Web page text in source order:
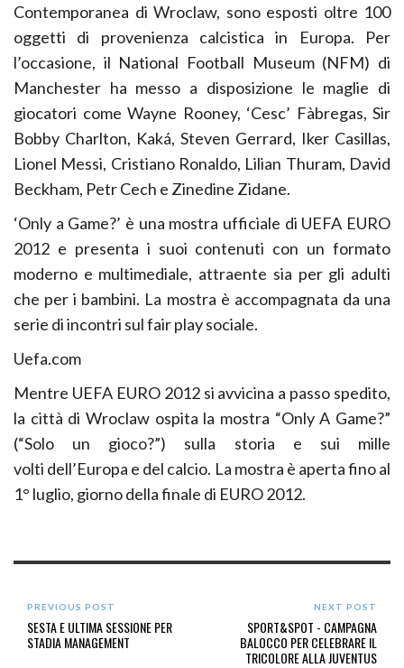
Contemporanea di Wroclaw, sono esposti oltre 100
oggetti di provenienza calcistica in Europa. Per
l’occasione, il National Football Museum (NFM) di
Manchester ha messo a disposizione le maglie di
giocatori come Wayne Rooney, ‘Cesc’ Fàbregas, Sir
Bobby Charlton, Kaká, Steven Gerrard, Iker Casillas,
Lionel Messi, Cristiano Ronaldo, Lilian Thuram, David
Beckham, Petr Cech e Zinedine Zidane.
‘Only a Game?’ è una mostra ufficiale di UEFA EURO
2012 e presenta i suoi contenuti con un formato
moderno e multimediale, attraente sia per gli adulti
che per i bambini. La mostra è accompagnata da una
serie di incontri sul fair play sociale.
Uefa.com
Mentre UEFA EURO 2012 si avvicina a passo spedito,
la città di Wroclaw ospita la mostra “Only A Game?”
(“Solo un gioco?”) sulla storia e sui mille
volti dell’Europa e del calcio. La mostra è aperta fino al
1° luglio, giorno della finale di EURO 2012.
PREVIOUS POST
SESTA E ULTIMA SESSIONE PER
STADIA MANAGEMENT
NEXT POST
SPORT&SPOT - CAMPAGNA
BALOCCO PER CELEBRARE IL
TRICOLORE ALLA JUVENTUS